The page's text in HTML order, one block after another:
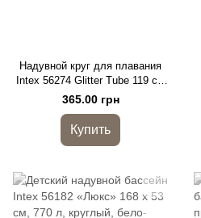
Надувной круг для плавания
Intex 56274 Glitter Tube 119 см
с блестками, золотой и
розовый
365.00 грн
Купить